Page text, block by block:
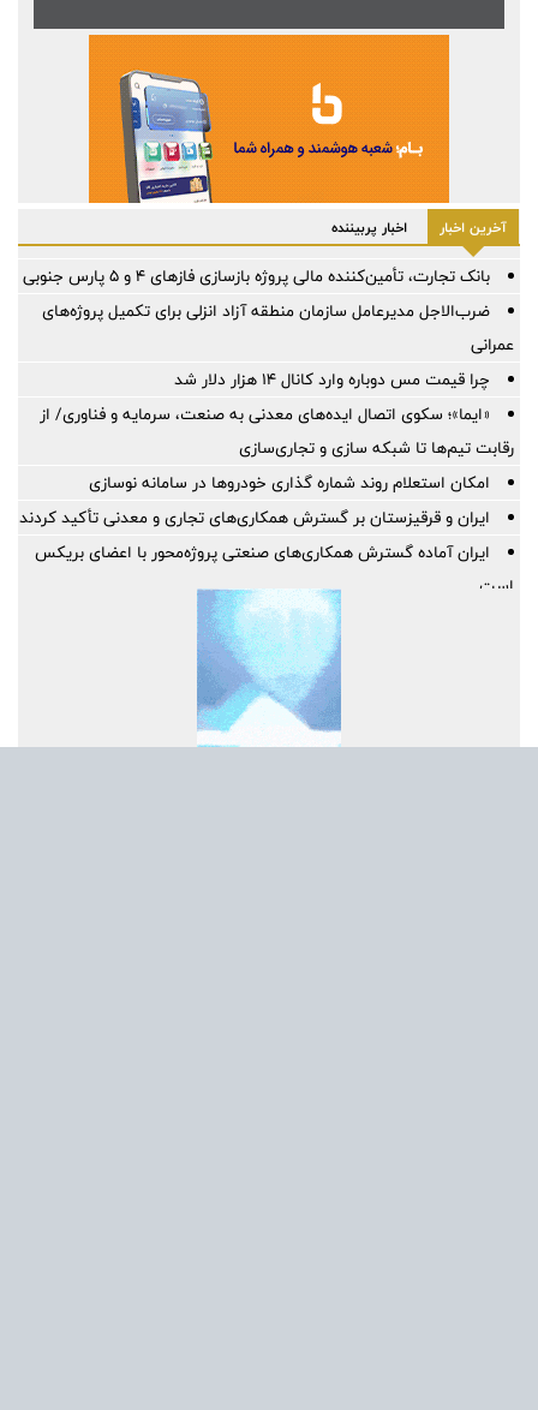
آخرین اخبار اخبار پربیننده
بانک تجارت، تأمین‌کننده مالی پروژه بازسازی فازهای ۴ و ۵ پارس جنوبی
ضرب‌الاجل مدیرعامل سازمان منطقه آزاد انزلی برای تكمیل پروژه‌های
عمرانی
چرا قیمت مس دوباره وارد کانال ۱۴ هزار دلار شد
«ایما»؛ سکوی اتصال ایده‌های معدنی به صنعت، سرمایه و فناوری/ از
رقابت تیم‌ها تا شبکه سازی و تجاری‌سازی
امکان استعلام روند شماره گذاری خودروها در سامانه نوسازی
ایران و قرقیزستان بر گسترش همکاری‌های تجاری و معدنی تأکید کردند
ایران آماده گسترش همکاری‌های صنعتی پروژه‌محور با اعضای بریکس
است
بهره گیری حداکثری از ظرفیت موافقتنامه تجارت آزاد ایران و روسیه
معاونت توسعه مدیریت و منابع انسانی منطقه آزاد دوغارون علت
استراتژی اعطای امتیاز خاص جذب سرمایه‌های انسانی بومی در آزمون
استخدامی اخیر را تشریح نمود